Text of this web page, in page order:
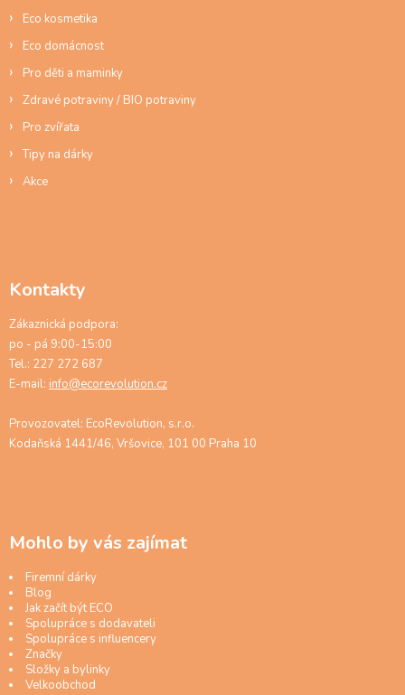
Eco kosmetika
Eco domácnost
Pro děti a maminky
Zdravé potraviny / BIO potraviny
Pro zvířata
Tipy na dárky
Akce
Kontakty
Zákaznická podpora:
po - pá 9:00-15:00
Tel.: 227 272 687
E-mail: info@ecorevolution.cz
Provozovatel: EcoRevolution, s.r.o.
Kodaňská 1441/46, Vršovice, 101 00 Praha 10
Mohlo by vás zajímat
Firemní dárky
Blog
Jak začít být ECO
Spolupráce s dodavateli
Spolupráce s influencery
Značky
Složky a bylinky
Velkoobchod